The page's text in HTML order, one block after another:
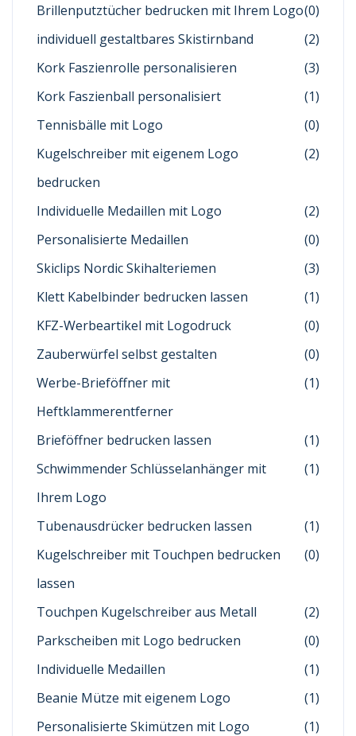
Brillenputztücher bedrucken mit Ihrem Logo(0)
individuell gestaltbares Skistirnband
(2)
Kork Faszienrolle personalisieren
(3)
Kork Faszienball personalisiert
(1)
Tennisbälle mit Logo
(0)
Kugelschreiber mit eigenem Logo
bedrucken
(2)
Individuelle Medaillen mit Logo
(2)
Personalisierte Medaillen
(0)
Skiclips Nordic Skihalteriemen
(3)
Klett Kabelbinder bedrucken lassen
(1)
KFZ-Werbeartikel mit Logodruck
(0)
Zauberwürfel selbst gestalten
(0)
Werbe-Brieföffner mit
Heftklammerentferner
(1)
Brieföffner bedrucken lassen
(1)
Schwimmender Schlüsselanhänger mit
Ihrem Logo
(1)
Tubenausdrücker bedrucken lassen
(1)
Kugelschreiber mit Touchpen bedrucken
lassen
(0)
Touchpen Kugelschreiber aus Metall
(2)
Parkscheiben mit Logo bedrucken
(0)
Individuelle Medaillen
(1)
Beanie Mütze mit eigenem Logo
(1)
Personalisierte Skimützen mit Logo
(1)